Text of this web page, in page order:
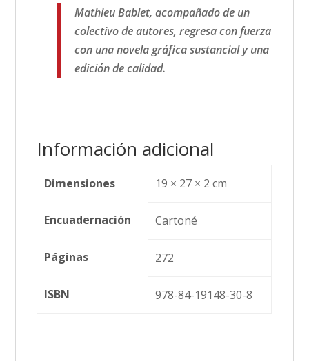
Mathieu Bablet, acompañado de un
colectivo de autores, regresa con fuerza
con una novela gráfica sustancial y una
edición de calidad.
Información adicional
Dimensiones 19 × 27 × 2 cm
Encuadernación Cartoné
Páginas 272
ISBN 978-84-19148-30-8